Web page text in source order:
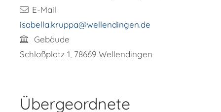
E-Mail
isabella.kruppa@wellendingen.de
Gebäude
Schloßplatz 1, 78669 Wellendingen
Übergeordnete